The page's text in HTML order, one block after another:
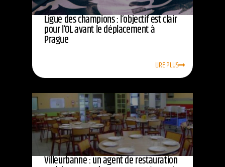
Ligue des champions : l’objectif est clair
pour l’OL avant le déplacement à
Prague
LIRE PLUS
Villeurbanne : un agent de restauration